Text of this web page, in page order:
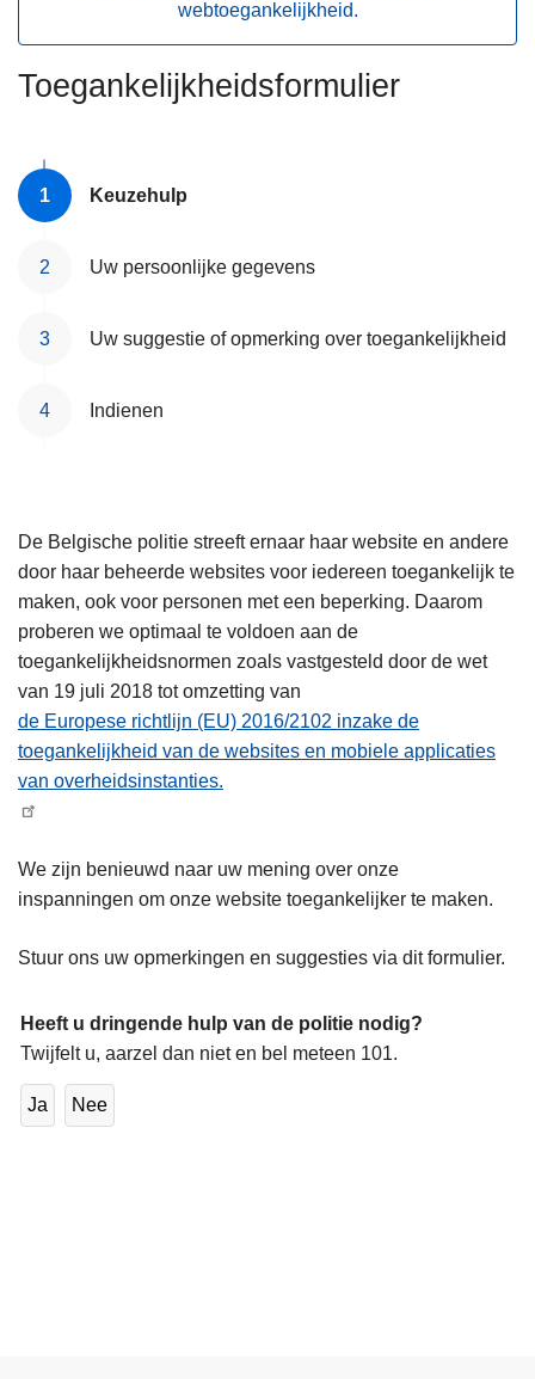
webtoegankelijkheid.
Toegankelijkheidsformulier
Keuzehulp
Uw persoonlijke gegevens
Uw suggestie of opmerking over toegankelijkheid
Indienen
De Belgische politie streeft ernaar haar website en andere
door haar beheerde websites voor iedereen toegankelijk te
maken, ook voor personen met een beperking. Daarom
proberen we optimaal te voldoen aan de
toegankelijkheidsnormen zoals vastgesteld door de wet
van 19 juli 2018 tot omzetting van
de Europese richtlijn (EU) 2016/2102 inzake de
toegankelijkheid van de websites en mobiele applicaties
van overheidsinstanties.
We zijn benieuwd naar uw mening over onze
inspanningen om onze website toegankelijker te maken.
Stuur ons uw opmerkingen en suggesties via dit formulier.
Heeft u dringende hulp van de politie nodig?
Twijfelt u, aarzel dan niet en bel meteen 101.
Ja Nee